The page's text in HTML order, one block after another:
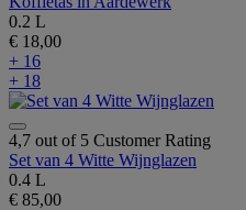
0.2 L
€ 18,00
+ 16
+ 18
4,7 out of 5 Customer Rating
Set van 4 Witte Wijnglazen
0.4 L
€ 85,00